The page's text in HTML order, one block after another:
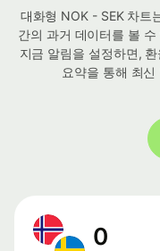
대화형 NOK - SEK 차트
간의 과거 데이터를 볼
지금 알림을 설정하면,
요약을 통해 최
0